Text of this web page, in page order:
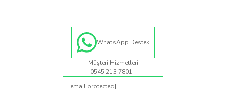
WhatsApp Destek
Müşteri Hizmetleri
0545 213 7801 -
[email protected]